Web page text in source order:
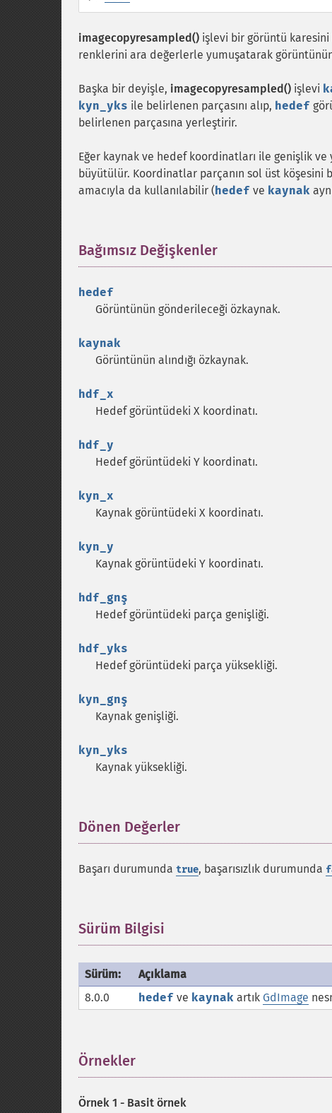
imagecopyresampled() işlevi bir görüntü
renklerini ara değerlerle yumuşatarak
Başka bir deyişle, imagecopyresampled() işlevi
kyn_yks ile belirlenen parçasını alıp, hedef
belirlenen parçasına yerleştirir.
Eğer kaynak ve hedef koordinatları ile genişlik
büyütülür. Koordinatlar parçanın sol üst
amacıyla da kullanılabilir (hedef ve kaynak
Bağımsız Değişkenler
hedef
Görüntünün gönderileceği özkaynak.
kaynak
Görüntünün alındığı özkaynak.
hdf_x
Hedef görüntüdeki X koordinatı.
hdf_y
Hedef görüntüdeki Y koordinatı.
kyn_x
Kaynak görüntüdeki X koordinatı.
kyn_y
Kaynak görüntüdeki Y koordinatı.
hdf_gnş
Hedef görüntüdeki parça genişliği.
hdf_yks
Hedef görüntüdeki parça yüksekliği.
kyn_gnş
Kaynak genişliği.
kyn_yks
Kaynak yüksekliği.
Dönen Değerler
Başarı durumunda true, başarısızlık durumunda
Sürüm Bilgisi
Sürüm:
Açıklama
8.0.0
hedef ve kaynak artık GdImage
Örnekler
Örnek 1 - Basit örnek